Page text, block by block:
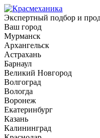
Экспертный подбор и
Ваш город
Мурманск
Архангельск
Астрахань
Барнаул
Великий Новгород
Волгоград
Вологда
Воронеж
Екатеринбург
Казань
Калининград